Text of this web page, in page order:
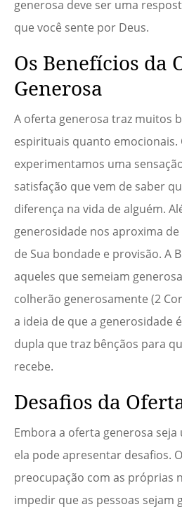
generosa deve ser uma
que você sente por Deus.
Os Benefícios da
Generosa
A oferta generosa traz muitos
espirituais quanto emocionais.
experimentamos uma
satisfação que vem de saber
diferença na vida de alguém.
generosidade nos aproxima
de Sua bondade e provisão. A
aqueles que semeiam
colherão generosamente (2
a ideia de que a generosidade
dupla que traz bênçãos para
recebe.
Desafios da
Embora a oferta generosa
ela pode apresentar desafios.
preocupação com as próprias
impedir que as pessoas sejam